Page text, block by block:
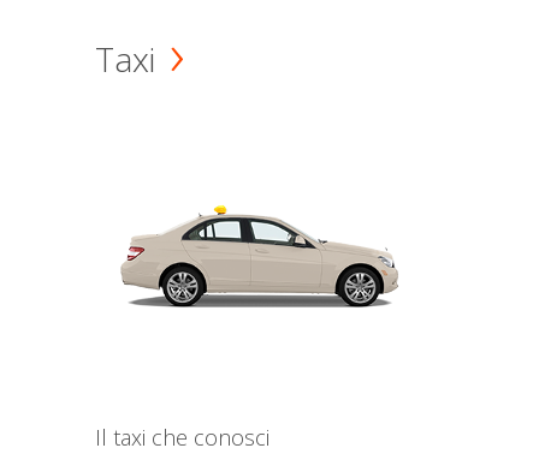
Taxi
Il taxi che conosci